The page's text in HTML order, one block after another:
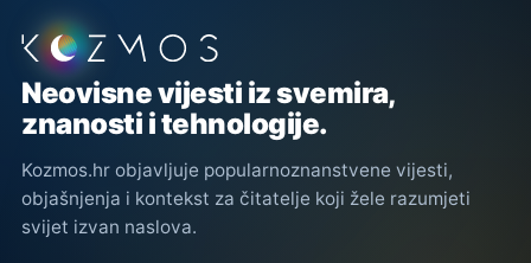
Podnožje stranice
Neovisne vijesti iz svemira,
znanosti i tehnologije.
Kozmos.hr objavljuje popularnoznanstvene vijesti,
objašnjenja i kontekst za čitatelje koji žele razumjeti
svijet izvan naslova.